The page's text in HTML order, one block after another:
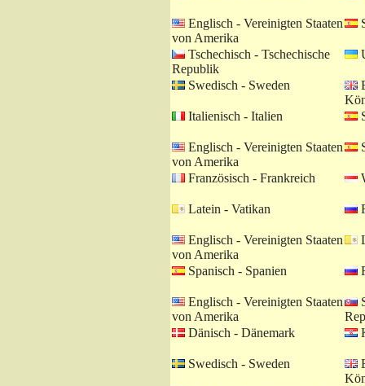
Englisch - Vereinigten Staaten
von Amerika
Tschechisch - Tschechische
Republik
Swedisch - Sweden
Italienisch - Italien
Englisch - Vereinigten Staaten
von Amerika
Französisch - Frankreich
Latein - Vatikan
Englisch - Vereinigten Staaten
von Amerika
Spanisch - Spanien
Englisch - Vereinigten Staaten
von Amerika
Dänisch - Dänemark
Swedisch - Sweden